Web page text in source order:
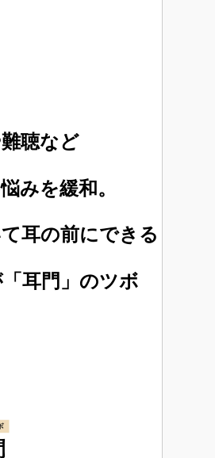
聴など
みを緩和。
耳の前にできる
耳門」のツボ